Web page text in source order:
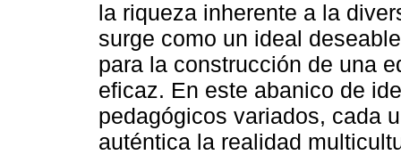
la riqueza inherente a la
surge como un ideal
para la construcción de una
eficaz. En este abanico de
pedagógicos variados, cada
auténtica la realidad